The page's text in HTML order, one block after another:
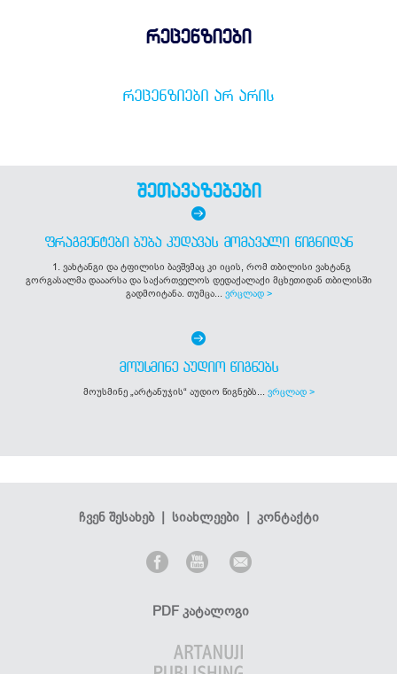
რეცენზიები
ᲠᲔᲪᲔᲜᲖᲘᲔᲑᲘ ᲐᲠ ᲐᲠᲘᲡ
შეთავაზებები
ᲤᲠᲐᲒᲛᲔᲜᲢᲔᲑᲘ ᲑᲣᲑᲐ ᲙᲣᲓᲐᲕᲐᲡ ᲛᲝᲛᲐᲕᲐᲚᲘ ᲬᲘᲒᲜᲘᲓᲐᲜ
1. ვახტანგი და ტფილისი ბავშვმაც კი იცის, რომ თბილისი ვახტანგ
გორგასალმა დააარსა და საქართველოს დედაქალაქი მცხეთიდან თბილისში
გადმოიტანა. თუმცა... ვრცლად >
ᲛᲝᲣᲡᲛᲘᲜᲔ ᲐᲣᲓᲘᲝ ᲬᲘᲒᲜᲔᲑᲡ
მოუსმინე „არტანუჯის“ აუდიო წიგნებს... ვრცლად >
ჩვენ შესახებ| სიახლეები| კონტაქტი
PDF კატალოგი